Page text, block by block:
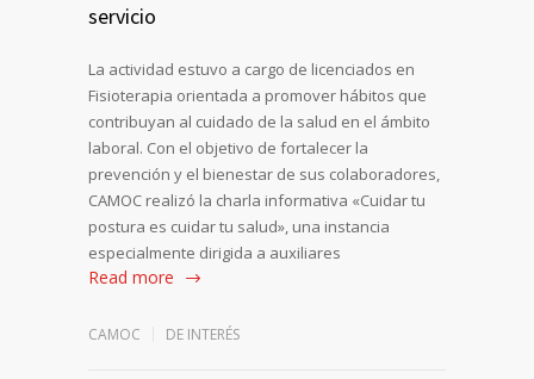
servicio
La actividad estuvo a cargo de licenciados en
Fisioterapia orientada a promover hábitos que
contribuyan al cuidado de la salud en el ámbito
laboral. Con el objetivo de fortalecer la
prevención y el bienestar de sus colaboradores,
CAMOC realizó la charla informativa «Cuidar tu
postura es cuidar tu salud», una instancia
especialmente dirigida a auxiliares
Read more
CAMOC DE INTERÉS